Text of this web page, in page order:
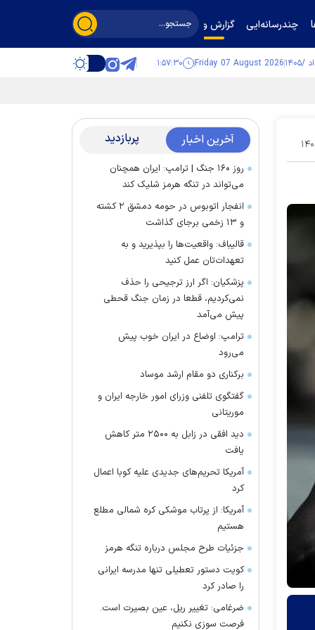
چندرسانه‌ایی گزارش و گفت‌وگو
Friday 07 August 2026 ۱:۵۷:۳۱
۰۸ آخرین اخبار پربازدید
روز ۱۶۰ جنگ | ترامپ: ایران همچنان
می‌تواند در تنگه هرمز شلیک کند
انفجار اتوبوس در حومه دمشق ۲ کشته
و ۱۳ زخمی برجای گذاشت
قالیباف: واقعیت‌ها را بپذیرید و به
تعهدات‌تان عمل کنید
پزشکیان: اگر ارز ترجیحی را حذف
نمی‌کردیم، قطعا در زمان جنگ قحطی
پیش می‌آمد
ترامپ: اوضاع در ایران خوب پیش
می‌رود
برکناری دو مقام ارشد موساد
گفتگوی تلفنی وزرای امور خارجه ایران و
موریتانی
دید افقی در زابل به ۲۵۰۰ متر کاهش
یافت
آمریکا تحریم‌های جدیدی علیه کوبا اعمال
کرد
آمریکا: از پرتاب موشکی کره شمالی مطلع
هستیم
جزئیات طرح مجلس درباره تنگه هرمز
کویت دستور تعطیلی تنها مدرسه ایرانی
را صادر کرد
ضرغامی: تغییر ریل، عین بصیرت است.
فرصت سوزی نکنیم